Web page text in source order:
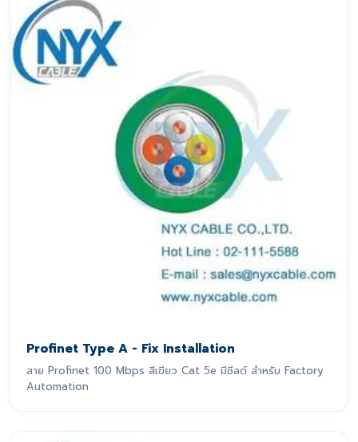
Profinet Type A - Fix Installation
สาย Profinet 100 Mbps สีเขียว Cat 5e มีชีลด์ สำหรับ Factory
Automation